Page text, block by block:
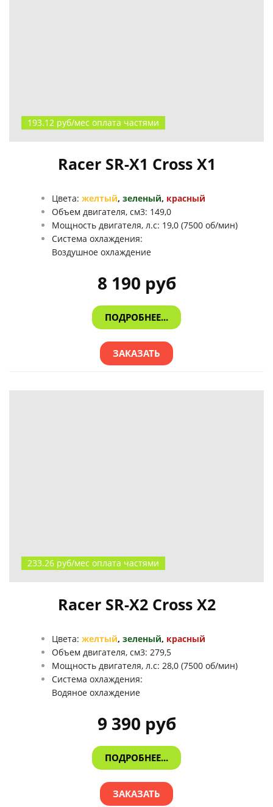
193.12 руб/мес оплата частями
Racer SR-X1 Cross X1
Цвета: желтый, зеленый, красный
Объем двигателя, см3: 149,0
Мощность двигателя, л.с: 19,0 (7500 об/мин)
Система охлаждения:
Воздушное охлаждение
8 190 руб
ПОДРОБНЕЕ...
ЗАКАЗАТЬ
233.26 руб/мес оплата частями
Racer SR-X2 Cross X2
Цвета: желтый, зеленый, красный
Объем двигателя, см3: 279,5
Мощность двигателя, л.с: 28,0 (7500 об/мин)
Система охлаждения:
Водяное охлаждение
9 390 руб
ПОДРОБНЕЕ...
ЗАКАЗАТЬ